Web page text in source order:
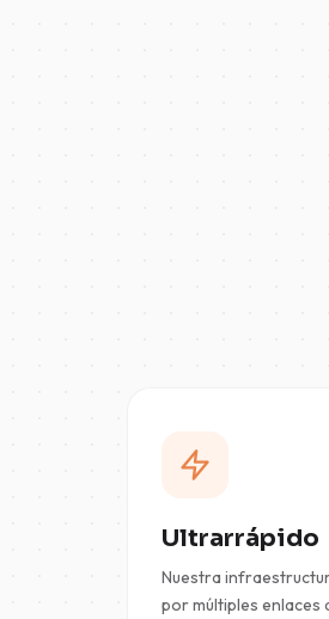
Ultrarrápido
Nuestra
por múltiples enlaces